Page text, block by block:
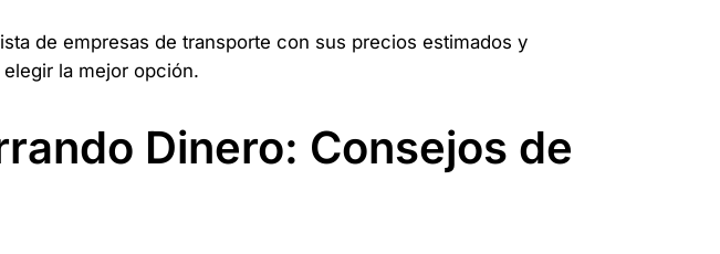
de empresas de transporte con sus precios estimados y
la mejor opción.
Dinero: Consejos de